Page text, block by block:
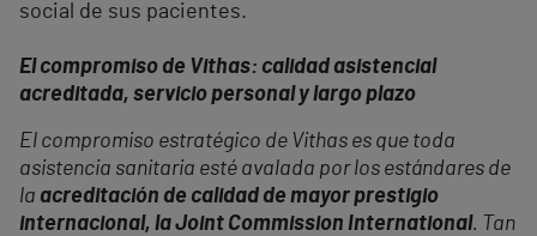
social de sus pacientes.
El compromiso de Vithas: calidad asistencial
acreditada, servicio personal y largo plazo
El compromiso estratégico de Vithas es que toda
asistencia sanitaria esté avalada por los estándares de
la acreditación de calidad de mayor prestigio
internacional, la Joint Commission International. Tan